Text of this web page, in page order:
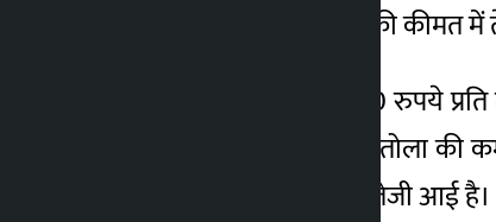
काठमांडू। रविवार को सोने की कीमत
सोने की कीमत में आज 400 रुपये
कीमत में 2,900 रुपये प्रति तोला
7,300 रुपये प्रति तोला की तेजी आई है।